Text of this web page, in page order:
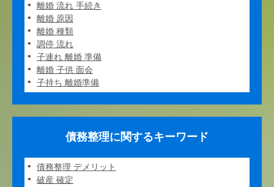
離婚 流れ 手続き
離婚 原因
離婚 種類
調停 流れ
子連れ 離婚 準備
離婚 子供 面会
子持ち 離婚準備
債務整理に関するキーワード
債務整理 デメリット
破産 確定